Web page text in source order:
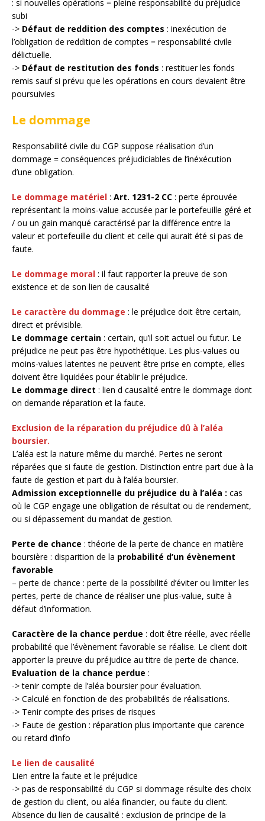
: si nouvelles opérations = pleine responsabilité du préjudice
subi
-> Défaut de reddition des comptes : inexécution de
l’obligation de reddition de comptes = responsabilité civile
délictuelle.
-> Défaut de restitution des fonds : restituer les fonds
remis sauf si prévu que les opérations en cours devaient être
poursuivies
Le dommage
Responsabilité civile du CGP suppose réalisation d’un
dommage = conséquences préjudiciables de l’inéxécution
d’une obligation.
Le dommage matériel : Art. 1231-2 CC : perte éprouvée
représentant la moins-value accusée par le portefeuille géré et
/ ou un gain manqué caractérisé par la différence entre la
valeur et portefeuille du client et celle qui aurait été si pas de
faute.
Le dommage moral : il faut rapporter la preuve de son
existence et de son lien de causalité
Le caractère du dommage : le préjudice doit être certain,
direct et prévisible.
Le dommage certain : certain, qu’il soit actuel ou futur. Le
préjudice ne peut pas être hypothétique. Les plus-values ou
moins-values latentes ne peuvent être prise en compte, elles
doivent être liquidées pour établir le préjudice.
Le dommage direct : lien d causalité entre le dommage dont
on demande réparation et la faute.
Exclusion de la réparation du préjudice dû à l’aléa
boursier.
L’aléa est la nature même du marché. Pertes ne seront
réparées que si faute de gestion. Distinction entre part due à la
faute de gestion et part du à l’aléa boursier.
Admission exceptionnelle du préjudice du à l’aléa : cas
où le CGP engage une obligation de résultat ou de rendement,
ou si dépassement du mandat de gestion.
Perte de chance : théorie de la perte de chance en matière
boursière : disparition de la probabilité d’un évènement
favorable
– perte de chance : perte de la possibilité d’éviter ou limiter les
pertes, perte de chance de réaliser une plus-value, suite à
défaut d’information.
Caractère de la chance perdue : doit être réelle, avec réelle
probabilité que l’évènement favorable se réalise. Le client doit
apporter la preuve du préjudice au titre de perte de chance.
Evaluation de la chance perdue :
-> tenir compte de l’aléa boursier pour évaluation.
-> Calculé en fonction de des probabilités de réalisations.
-> Tenir compte des prises de risques
-> Faute de gestion : réparation plus importante que carence
ou retard d’info
Le lien de causalité
Lien entre la faute et le préjudice
-> pas de responsabilité du CGP si dommage résulte des choix
de gestion du client, ou aléa financier, ou faute du client.
Absence du lien de causalité : exclusion de principe de la